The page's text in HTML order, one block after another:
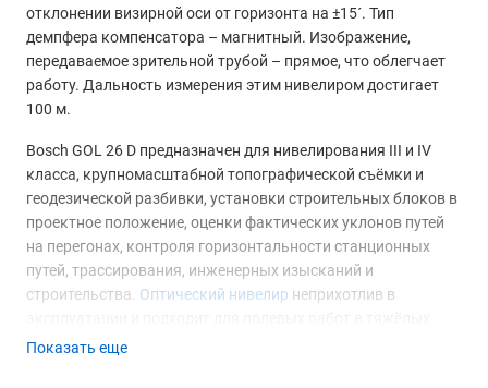
отклонении визирной оси от горизонта на ±15´. Тип
демпфера компенсатора – магнитный. Изображение,
передаваемое зрительной трубой – прямое, что облегчает
работу. Дальность измерения этим нивелиром достигает
100 м.
Bosch GOL 26 D предназначен для нивелирования III и IV
класса, крупномасштабной топографической съёмки и
геодезической разбивки, установки строительных блоков в
проектное положение, оценки фактических уклонов путей
на перегонах, контроля горизонтальности станционных
путей, трассирования, инженерных изысканий и
строительства. Оптический нивелир неприхотлив в
условиях. Выполнение работ в таких условиях
Показать еще